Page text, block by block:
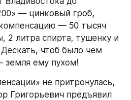
— цинковый гроб,
— 50 тысяч
2 литра спирта, тушенку и
чтоб было чем
земля ему пухом!
не притронулась,
Григорьевич предъявил